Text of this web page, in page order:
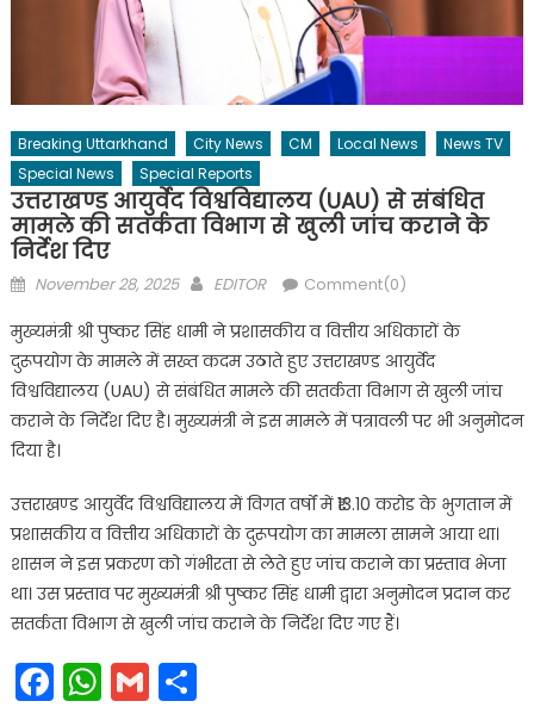
Breaking Uttarkhand City News CM Local News
News TV
Special News
Special Reports
उत्तराखण्ड आयुर्वेद विश्वविद्यालय (UAU) से संबंधित
मामले की सतर्कता विभाग से खुली जांच कराने के
निर्देश दिए
Posted
November 28, 2025 Author
EDITOR Comment(0)
मुख्यमंत्री श्री पुष्कर सिंह धामी ने प्रशासकीय व वित्तीय अधिकारों के
दुरूपयोग के मामले में सख्त कदम उठाते हुए उत्तराखण्ड आयुर्वेद
विश्वविद्यालय (UAU) से संबंधित मामले की सतर्कता विभाग से खुली जांच
कराने के निर्देश दिए है। मुख्यमंत्री ने इस मामले में पत्रावली पर भी अनुमोदन
दिया है।
उत्तराखण्ड आयुर्वेद विश्वविद्यालय में विगत वर्षों में ₹13.10 करोड के भुगतान में
प्रशासकीय व वित्तीय अधिकारों के दुरूपयोग का मामला सामने आया था।
शासन ने इस प्रकरण को गंभीरता से लेते हुए जांच कराने का प्रस्ताव भेजा
था। उस प्रस्ताव पर मुख्यमंत्री श्री पुष्कर सिंह धामी द्वारा अनुमोदन प्रदान कर
सतर्कता विभाग से खुली जांच कराने के निर्देश दिए गए हैं।
Facebook
WhatsApp
GmailShare